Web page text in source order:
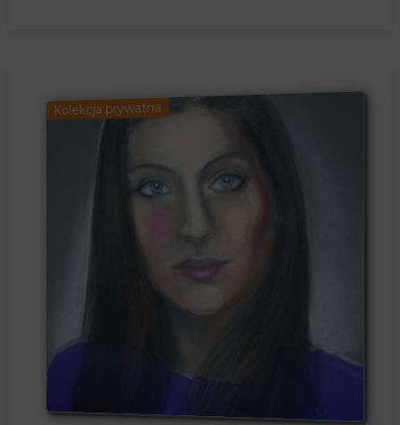
Kolekcja prywatna